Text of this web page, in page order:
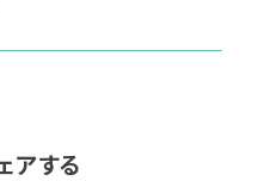
アする